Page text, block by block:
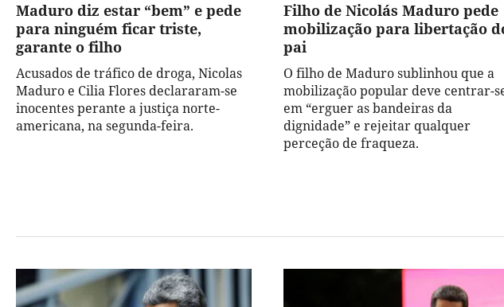
Maduro diz estar “bem” e pede
para ninguém ficar triste,
garante o filho
Acusados de tráfico de droga, Nicolas
Maduro e Cilia Flores declararam-se
inocentes perante a justiça norte-
americana, na segunda-feira.
Filho de Nicolás Maduro pede
mobilização para libertação
pai
O filho de Maduro sublinhou que a
mobilização popular deve centrar-
em “erguer as bandeiras da
dignidade” e rejeitar qualquer
perceção de fraqueza.